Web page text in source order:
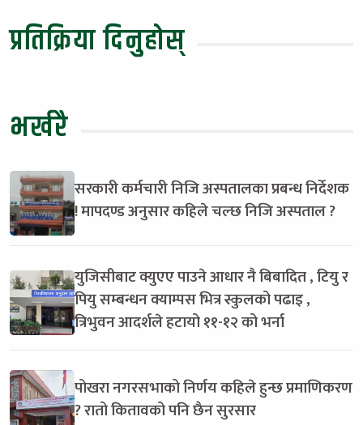
प्रतिक्रिया दिनुहोस्
भर्खरै
सरकारी कर्मचारी निजि अस्पतालका प्रबन्ध निर्देशक
! मापदण्ड अनुसार कहिले चल्छ निजि अस्पताल ?
युजिसीबाट क्युएए पाउने आधार नै बिबादित , टियु र
पियु सम्बन्धन क्याम्पस भित्र स्कुलको पढाइ ,
त्रिभुवन आदर्शले हटायो ११-१२ को भर्ना
पोखरा नगरसभाको निर्णय कहिले हुन्छ प्रमाणिकरण
? रातो कितावको पनि छैन सुरसार